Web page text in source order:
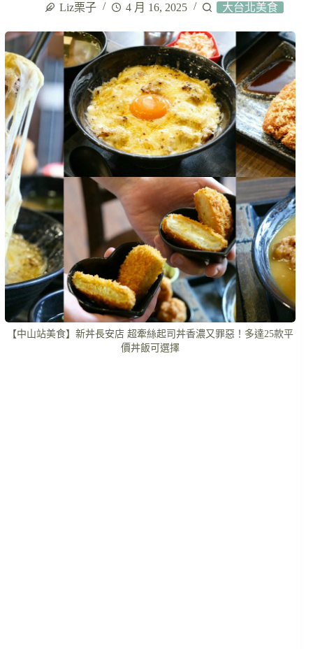
Liz栗子 4 月 16, 2025 大台北美食
【中山站美食】新丼長安店 超牽絲起司丼香濃又罪惡！多達25款平
價丼飯可選擇